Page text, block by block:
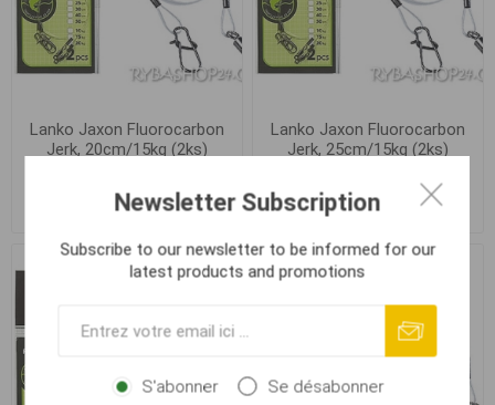
Lanko Jaxon Fluorocarbon
Jerk, 20cm/15kg (2ks)
€ 3,25
Lanko Jaxon Fluorocarbon
Jerk, 25cm/15kg (2ks)
€ 3,50
Newsletter Subscription
Subscribe to our newsletter to be informed for our
latest products and promotions
S'abonner Se désabonner